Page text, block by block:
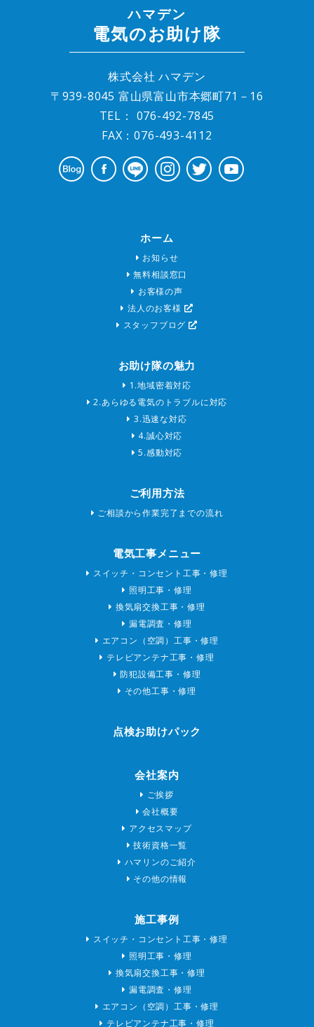
ハマデン
電気のお助け隊
株式会社 ハマデン
〒939-8045 富山県富山市本郷町71－16
TEL： 076-492-7845
FAX：076-493-4112
ホーム
お知らせ
無料相談窓口
お客様の声
法人のお客様
スタッフブログ
お助け隊の魅力
1.地域密着対応
2.あらゆる電気のトラブルに対応
3.迅速な対応
4.誠心対応
5.感動対応
ご利用方法
ご相談から作業完了までの流れ
電気工事メニュー
スイッチ・コンセント工事・修理
照明工事・修理
換気扇交換工事・修理
漏電調査・修理
エアコン（空調）工事・修理
テレビアンテナ工事・修理
防犯設備工事・修理
その他工事・修理
点検お助けパック
会社案内
ご挨拶
会社概要
アクセスマップ
技術資格一覧
ハマリンのご紹介
その他の情報
施工事例
スイッチ・コンセント工事・修理
照明工事・修理
換気扇交換工事・修理
漏電調査・修理
エアコン（空調）工事・修理
テレビアンテナ工事・修理